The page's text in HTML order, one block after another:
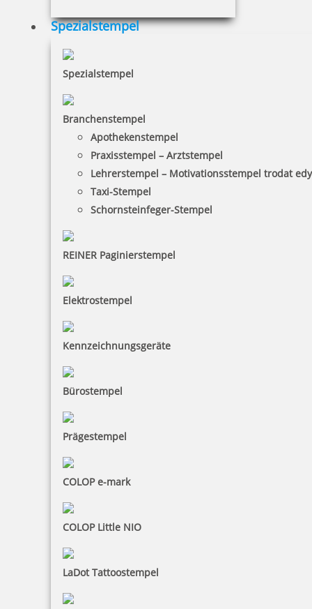
Spezialstempel
Spezialstempel
Branchenstempel
Apothekenstempel
Praxisstempel – Arztstempel
Lehrerstempel – Motivationsstempel trodat
Taxi-Stempel
Schornsteinfeger-Stempel
REINER Paginierstempel
Elektrostempel
Kennzeichnungsgeräte
Bürostempel
Prägestempel
COLOP e-mark
COLOP Little NIO
LaDot Tattoostempel
Trodat Professional 5200 Mehrfarbiger Stempel
75,14 €
Jetzt gestalten
Trodat Professional 5203 Mehrfarbiger Stempel
Jetzt gestalten
Trodat Professional 5204 Mehrfarbiger Stempel